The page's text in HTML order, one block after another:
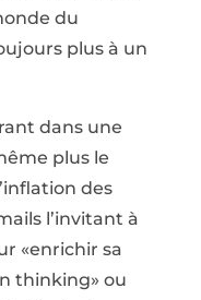
du
plus à un
dans une
plus le
des
l’invitant à
«enrichir sa
thinking» ou